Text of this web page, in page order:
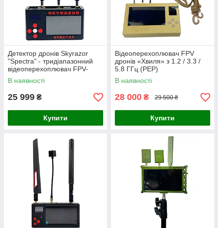
Детектор дронів Skyrazor
"Spectra" - тридіапазонний
відеоперехоплювач FPV-
дронів 1.2 / 2.4 / 3.3 /4.9 / 5.8
ГГц
В наявності
25 999 ₴
Купити
Відеоперехоплювач FPV
дронів «Хвиля» з 1.2 / 3.3 /
5.8 ГГц (РЕР)
В наявності
28 000 ₴ 29 500 ₴
Купити